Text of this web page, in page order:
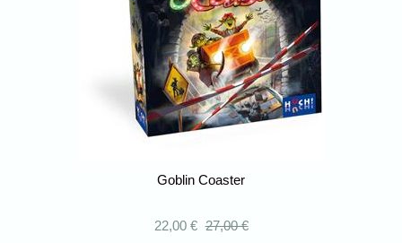
Goblin Coaster
22,00 € 27,00 €